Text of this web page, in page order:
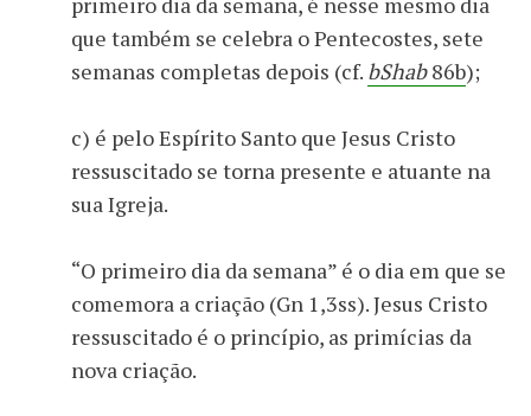
que também se celebra o Pentecostes, sete
semanas completas depois (cf. bShab86b);
c) é pelo Espírito Santo que Jesus Cristo
ressuscitado se torna presente e atuante na
sua Igreja.
“O primeiro dia da semana” é o dia em que se
comemora a criação (Gn 1,3ss). Jesus Cristo
ressuscitado é o princípio, as primícias da
nova criação.